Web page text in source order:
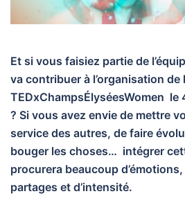
Et si vous faisiez partie de
va contribuer à l’organisation de
TEDxChampsÉlyséesWomen le
? Si vous avez envie de mettre
service des autres, de faire
bouger les choses… intégrer
procurera beaucoup
partages et d’intensité.